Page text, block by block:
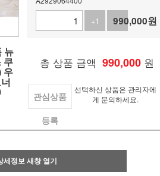
뉴
쿠
우
+1
-1
990,000원
총 상품 금액 990,000 원
관심상품
등록
선택하신 상품은 관리자에
게 문의하세요.
세정보 새창 열기